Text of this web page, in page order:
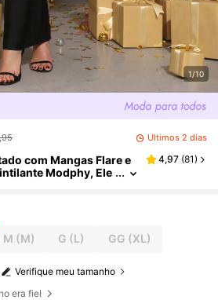
1/10
Últimos 2 dias
com Mangas Flare e
Modphy, Ele
4,97 (81)
M (M) G (L) GG (XL)
Verifique meu tamanho
era fiel